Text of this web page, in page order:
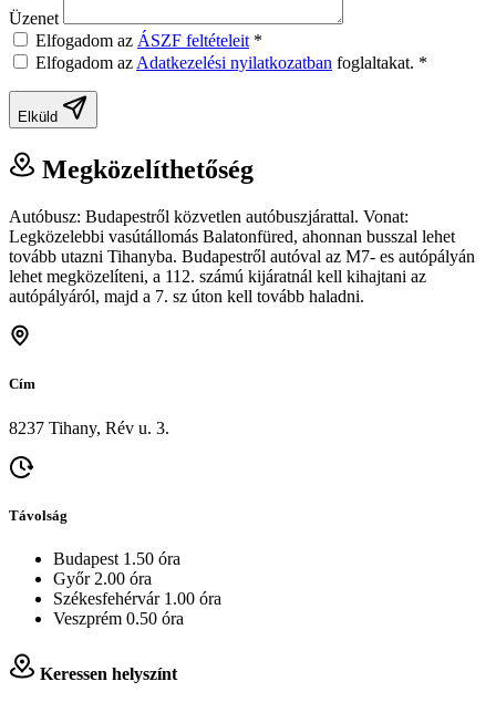
Üzenet
Elfogadom az ÁSZF feltételeit *
Elfogadom azAdatkezelési nyilatkozatban foglaltakat. *
Elküld
Megközelíthetőség
Autóbusz: Budapestről közvetlen autóbuszjárattal. Vonat:
Legközelebbi vasútállomás Balatonfüred, ahonnan busszal lehet
tovább utazni Tihanyba. Budapestről autóval az M7- es autópályán
lehet megközelíteni, a 112. számú kijáratnál kell kihajtani az
autópályáról, majd a 7. sz úton kell tovább haladni.
Cím
8237 Tihany, Rév u. 3.
Távolság
Budapest 1.50 óra
Győr 2.00 óra
Székesfehérvár 1.00 óra
Veszprém 0.50 óra
Keressen helyszínt